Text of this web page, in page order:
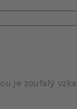
je zoufalý